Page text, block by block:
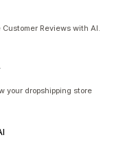
Reviews with AI.
your dropshipping store